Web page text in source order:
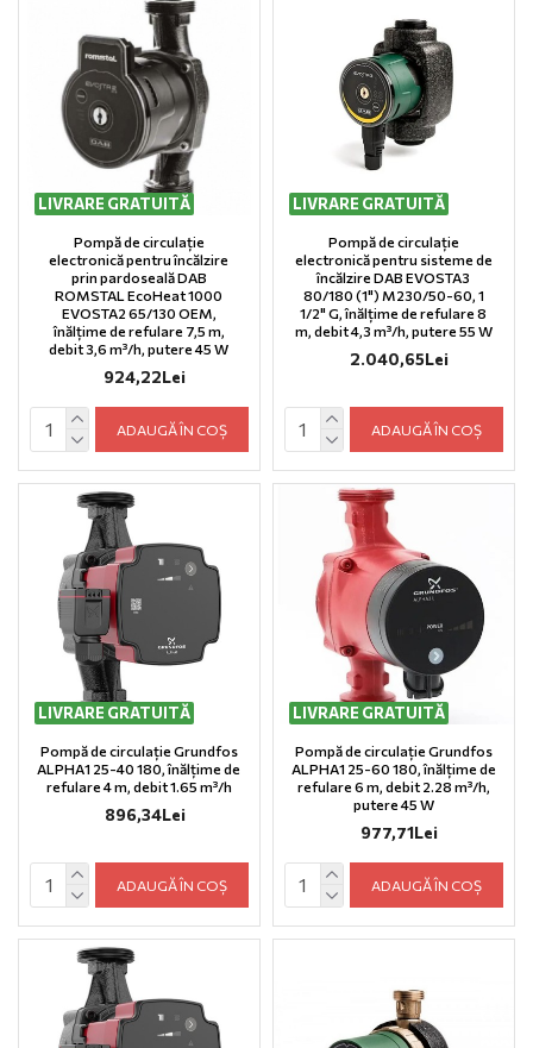
LIVRARE GRATUITĂ
Pompă de circulație
electronică pentru încălzire
prin pardoseală DAB
ROMSTAL EcoHeat 1000
EVOSTA2 65/130 OEM,
înălțime de refulare 7,5 m,
debit 3,6 m³/h, putere 45 W
924,22Lei
ADAUGĂ ÎN COȘ
LIVRARE GRATUITĂ
Pompă de circulație
electronică pentru sisteme de
încălzire DAB EVOSTA3
80/180 (1") M230/50-60, 1
1/2" G, înălțime de refulare 8
m, debit 4,3 m³/h, putere 55 W
2.040,65Lei
ADAUGĂ ÎN COȘ
LIVRARE GRATUITĂ
Pompă de circulație Grundfos
ALPHA1 25-40 180, înălțime de
refulare 4 m, debit 1.65 m³/h
896,34Lei
ADAUGĂ ÎN COȘ
LIVRARE GRATUITĂ
Pompă de circulație Grundfos
ALPHA1 25-60 180, înălțime de
refulare 6 m, debit 2.28 m³/h,
putere 45 W
977,71Lei
ADAUGĂ ÎN COȘ